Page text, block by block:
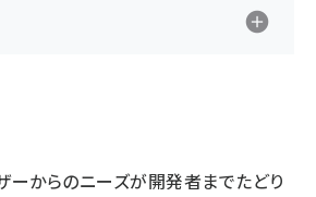
ーからのニーズが開発者までたどり